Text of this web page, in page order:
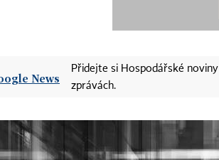
Přidejte si Hospodářské noviny
zprávách.